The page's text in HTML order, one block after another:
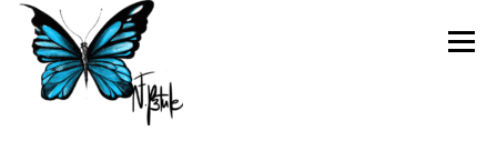
Přeskočit
obsah
Menu